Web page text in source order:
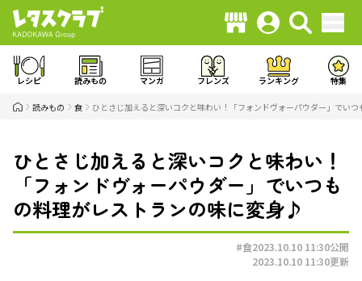
レシピ 読みもの マンガ フレンズ ランキング 特集
読みもの 食 ひとさじ加えると深いコクと味わい！「フォンドヴォーパウダー」でい
ひとさじ加えると深いコクと味わい！
「フォンドヴォーパウダー」でいつも
の料理がレストランの味に変身♪
#食2023.10.10 11:30公開
2023.10.10 11:30更新